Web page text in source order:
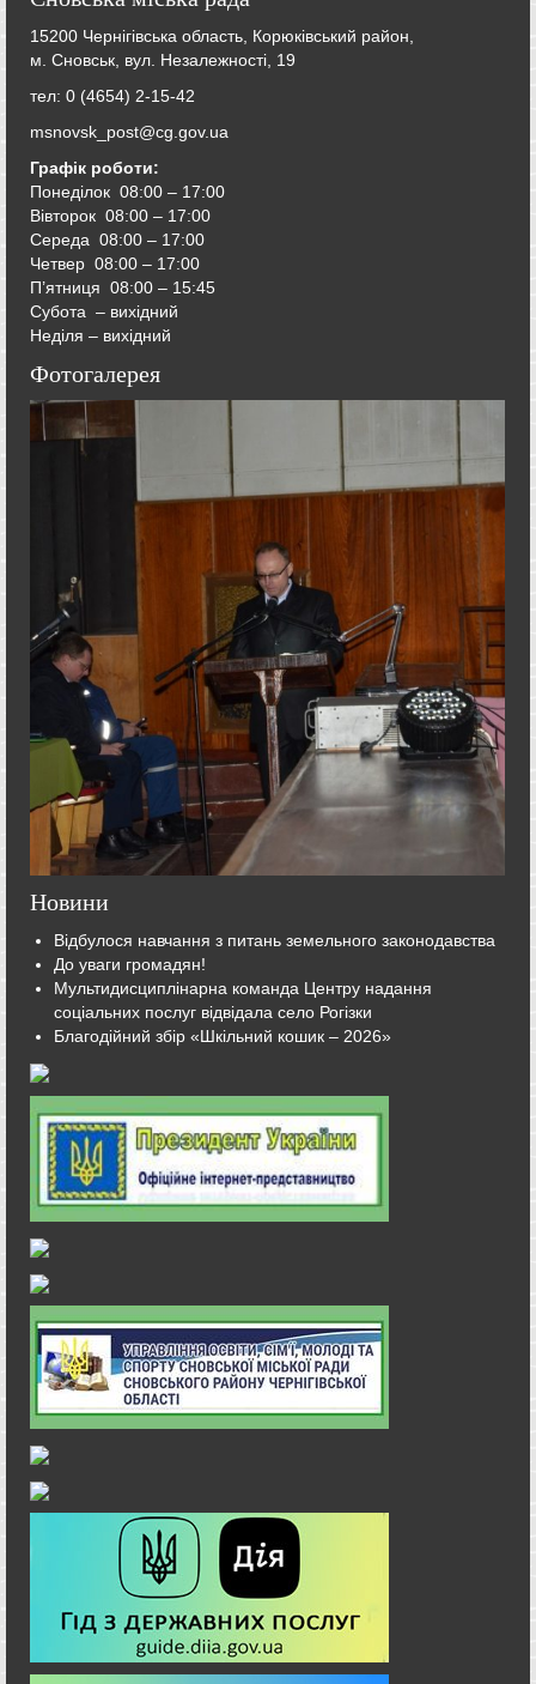
15200 Чернігівська область, Корюківський район,
м. Сновськ, вул. Незалежності, 19
тел: 0 (4654) 2-15-42
msnovsk_post@cg.gov.ua
Графік роботи:
Понеділок 08:00 – 17:00
Вівторок 08:00 – 17:00
Середа 08:00 – 17:00
Четвер 08:00 – 17:00
П’ятниця 08:00 – 15:45
Субота – вихідний
Неділя – вихідний
Фотогалерея
Новини
Відбулося навчання з питань земельного законодавства
До уваги громадян!
Мультидисциплінарна команда Центру надання
соціальних послуг відвідала село Рогізки
Благодійний збір «Шкільний кошик – 2026»